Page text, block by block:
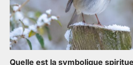
Quelle est la symbolique